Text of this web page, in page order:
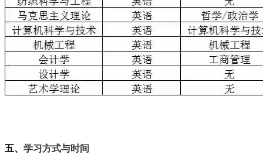
五、 学习方式与时间